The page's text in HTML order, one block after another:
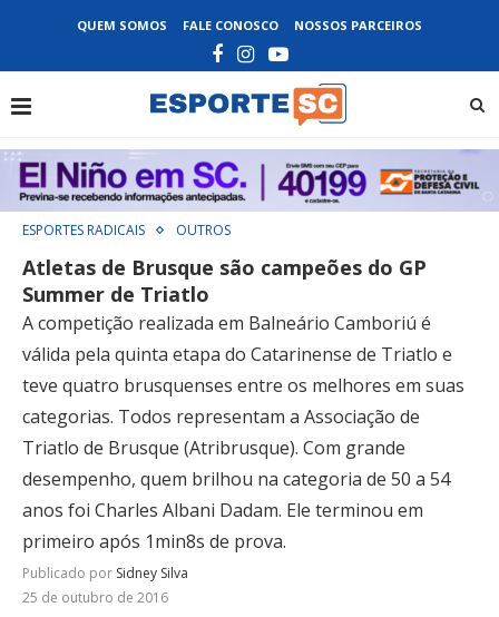
QUEM SOMOS FALE CONOSCO NOSSOS PARCEIROS
ESPORTES RADICAIS OUTROS
Atletas de Brusque são campeões do GP
Summer de Triatlo
A competição realizada em Balneário Camboriú é
válida pela quinta etapa do Catarinense de Triatlo e
teve quatro brusquenses entre os melhores em suas
categorias. Todos representam a Associação de
Triatlo de Brusque (Atribrusque). Com grande
desempenho, quem brilhou na categoria de 50 a 54
anos foi Charles Albani Dadam. Ele terminou em
primeiro após 1min8s de prova.
Publicado por Sidney Silva
25 de outubro de 2016